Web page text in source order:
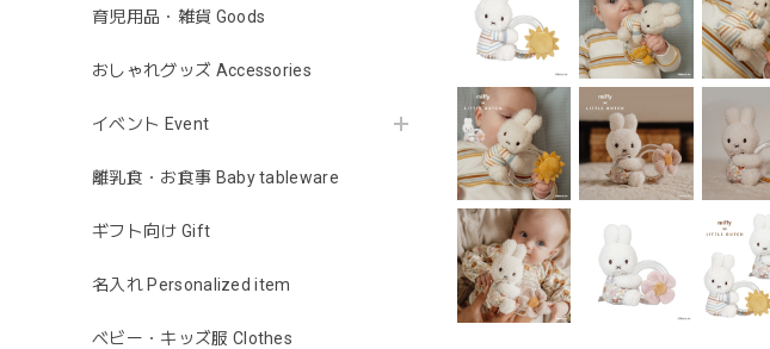
育児用品・雑貨 Goods
おしゃれグッズ Accessories
イベント Event
離乳食・お食事 Baby tableware
ギフト向け Gift
名入れ Personalized item
ベビー・キッズ服 Clothes